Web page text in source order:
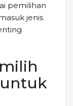
pemilihan
jenis